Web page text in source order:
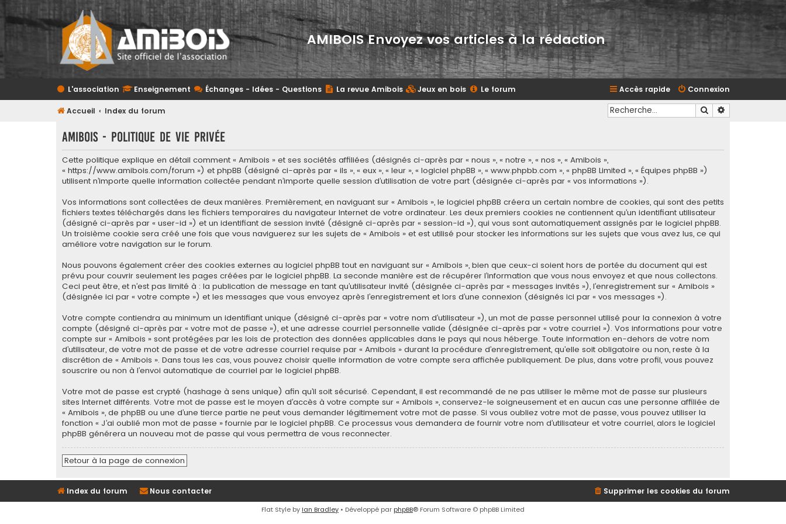
AMIBOIS Envoyez vos articles à la rédaction
L'association Enseignement Échanges - Idées - Questions La revue Amibois Jeux en bois Le forum Connexion
Accès rapide
Accueil Index du forum Rechercher
Amibois - Politique de vie privée
Cette politique explique en détail comment « Amibois » et ses sociétés affiliées (désignés ci-après par « nous », « notre », « nos », « Amibois »,
« https://www.amibois.com/forum ») et phpBB (désigné ci-après par « ils », « eux », « leur », « logiciel phpBB », « www.phpbb.com », « phpBB Limited », « Équipes phpBB »)
utilisent n’importe quelle information collectée pendant n’importe quelle session d’utilisation de votre part (désignée ci-après par « vos informations »).
Vos informations sont collectées de deux manières. Premièrement, en naviguant sur « Amibois », le logiciel phpBB créera un certain nombre de cookies, qui sont des petits
fichiers textes téléchargés dans les fichiers temporaires du navigateur Internet de votre ordinateur. Les deux premiers cookies ne contiennent qu’un identifiant utilisateur
(désigné ci-après par « user-id ») et un identifiant de session invité (désigné ci-après par « session-id »), qui vous sont automatiquement assignés par le logiciel phpBB.
Un troisième cookie sera créé une fois que vous naviguerez sur les sujets de « Amibois » et est utilisé pour stocker les informations sur les sujets que vous avez lus, ce qui
améliore votre navigation sur le forum.
Nous pouvons également créer des cookies externes au logiciel phpBB tout en naviguant sur « Amibois », bien que ceux-ci soient hors de portée du document qui est
prévu pour couvrir seulement les pages créées par le logiciel phpBB. La seconde manière est de récupérer l’information que vous nous envoyez et que nous collectons.
Ceci peut être, et n’est pas limité à : la publication de message en tant qu’utilisateur invité (désignée ci-après par « messages invités »), l’enregistrement sur « Amibois »
(désignée ici par « votre compte ») et les messages que vous envoyez après l’enregistrement et lors d’une connexion (désignés ici par « vos messages »).
Votre compte contiendra au minimum un identifiant unique (désigné ci-après par « votre nom d’utilisateur »), un mot de passe personnel utilisé pour la connexion à votre
compte (désigné ci-après par « votre mot de passe »), et une adresse courriel personnelle valide (désignée ci-après par « votre courriel »). Vos informations pour votre
compte sur « Amibois » sont protégées par les lois de protection des données applicables dans le pays qui nous héberge. Toute information en-dehors de votre nom
d’utilisateur, de votre mot de passe et de votre adresse courriel requise par « Amibois » durant la procédure d’enregistrement, qu’elle soit obligatoire ou non, reste à la
discrétion de « Amibois ». Dans tous les cas, vous pouvez choisir quelle information de votre compte sera affichée publiquement. De plus, dans votre profil, vous pouvez
souscrire ou non à l’envoi automatique de courriel par le logiciel phpBB.
Votre mot de passe est crypté (hashage à sens unique) afin qu’il soit sécurisé. Cependant, il est recommandé de ne pas utiliser le même mot de passe sur plusieurs
sites Internet différents. Votre mot de passe est le moyen d’accès à votre compte sur « Amibois », conservez-le soigneusement et en aucun cas une personne affiliée de
« Amibois », de phpBB ou une d’une tierce partie ne peut vous demander légitimement votre mot de passe. Si vous oubliez votre mot de passe, vous pouvez utiliser la
fonction « J’ai oublié mon mot de passe » fournie par le logiciel phpBB. Ce processus vous demandera de fournir votre nom d’utilisateur et votre courriel, alors le logiciel
phpBB générera un nouveau mot de passe qui vous permettra de vous reconnecter.
Retour à la page de connexion
Index du forum Nous contacter Supprimer les cookies du forum
Flat Style by Ian Bradley • Développé par phpBB® Forum Software © phpBB Limited